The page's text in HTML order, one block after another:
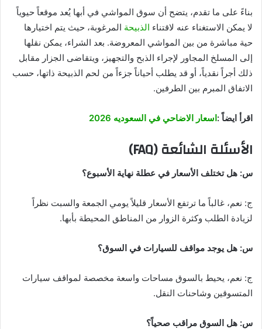
بناءً على ما تقدم، يتضح أن سوق المواشي في أبها يُعد موقعاً حيوياً
لا يمكن الاستغناء عنه لاقتناء الذبيحة المرغوبة، حيث يتم اختيارها
حية مباشرة من بين المواشي المعروضة. بعد الشراء، يمكن نقلها
إلى المسلخ المجاور لإجراء الذبح والتجهيز، ويتقاضى الجزار مقابل
ذلك أجراً نقدياً، أو قد يطلب أحياناً جزءاً من لحم الذبيحة ذاتها، حسب
الاتفاق المبرم بين الطرفين.
اقرأ ايضاً :اسعار الاضاحي في السعوديه 2026
الأسئلة الشائعة (FAQ)
س: هل تختلف الأسعار في عطلة نهاية الأسبوع؟
ج: نعم، غالباً ما ترتفع الأسعار قليلاً يومي الجمعة والسبت نظراً
لزيادة الطلب وكثرة الزوار من المناطق المحيطة بأبها.
س: هل يوجد مواقف للسيارات في السوق؟
ج: نعم، يحيط بالسوق مساحات واسعة مخصصة لمواقف سيارات
المتسوقين وشاحنات النقل.
س: هل السوق مراقب صحياً؟